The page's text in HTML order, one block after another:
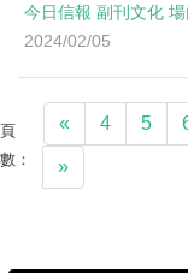
今日信報 副刊文化
2024/02/05
頁
數：
« 4 5
»